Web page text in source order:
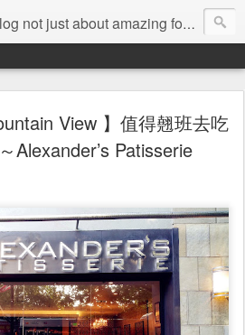
just about amazing food , but also about the things I love
View 】值得翹班去吃
Alexander’s Patisserie